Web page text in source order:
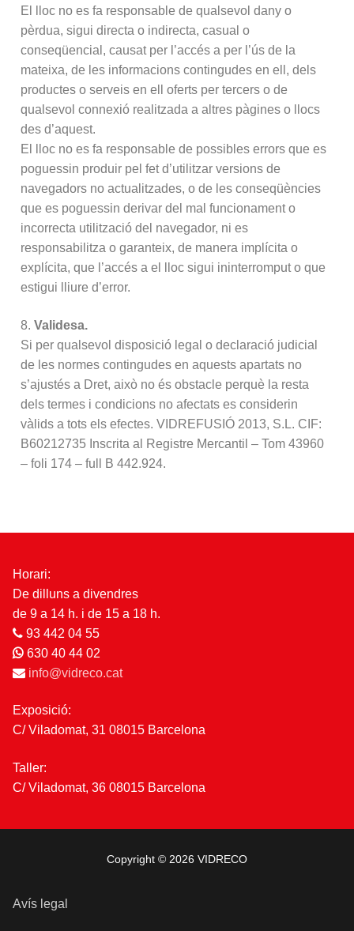
El lloc no es fa responsable de qualsevol dany o
pèrdua, sigui directa o indirecta, casual o
conseqüencial, causat per l’accés a per l’ús de la
mateixa, de les informacions contingudes en ell, dels
productes o serveis en ell oferts per tercers o de
qualsevol connexió realitzada a altres pàgines o llocs
des d’aquest.
El lloc no es fa responsable de possibles errors que es
poguessin produir pel fet d’utilitzar versions de
navegadors no actualitzades, o de les conseqüències
que es poguessin derivar del mal funcionament o
incorrecta utilització del navegador, ni es
responsabilitza o garanteix, de manera implícita o
explícita, que l’accés a el lloc sigui ininterromput o que
estigui lliure d’error.
8. Validesa.
Si per qualsevol disposició legal o declaració judicial
de les normes contingudes en aquests apartats no
s’ajustés a Dret, això no és obstacle perquè la resta
dels termes i condicions no afectats es considerin
vàlids a tots els efectes. VIDREFUSIÓ 2013, S.L. CIF:
B60212735 Inscrita al Registre Mercantil – Tom 43960
– foli 174 – full B 442.924.
Horari:
De dilluns a divendres
de 9 a 14 h. i de 15 a 18 h.
93 442 04 55
630 40 44 02
info@vidreco.cat
Exposició:
C/ Viladomat, 31 08015 Barcelona
Taller:
C/ Viladomat, 36 08015 Barcelona
Copyright © 2026 VIDRECO
Avís legal